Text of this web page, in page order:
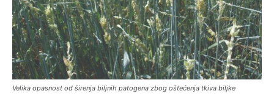
Velika opasnost od širenja biljnih patogena zbog oštećenja tkiva biljke